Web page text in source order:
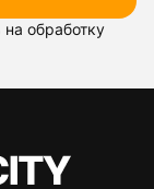
обработку